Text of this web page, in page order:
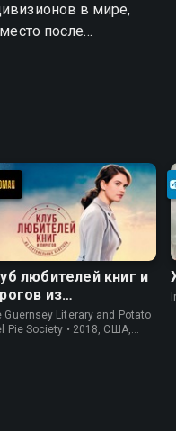
в мире,
после
Германии
любителей книг и
из
Guernsey Literary and Potato
Pie Society • 2018, США,